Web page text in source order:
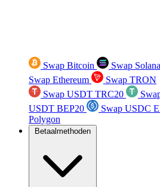
Swap Bitcoin Swap Solana
Swap Ethereum
Swap TRON
Swap USDT TRC20
USDT BEP20
Swap USDC
Polygon
Betaalmethoden